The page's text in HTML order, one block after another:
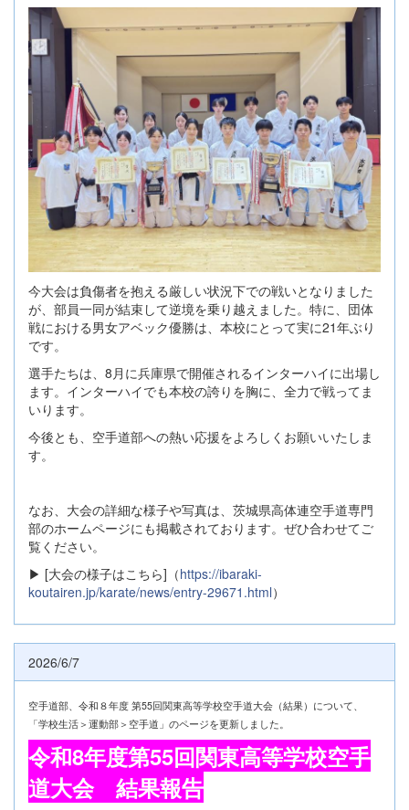
今大会は負傷者を抱える厳しい状況下での戦いとなりました
が、部員一同が結束して逆境を乗り越えました。特に、団体
戦における男女アベック優勝は、本校にとって実に21年ぶり
です。
選手たちは、8月に兵庫県で開催されるインターハイに出場し
ます。インターハイでも本校の誇りを胸に、全力で戦ってま
いります。
今後とも、空手道部への熱い応援をよろしくお願いいたしま
す。
なお、大会の詳細な様子や写真は、茨城県高体連空手道専門
部のホームページにも掲載されております。ぜひ合わせてご
覧ください。
▶ [大会の様子はこちら]（https://ibaraki-
koutairen.jp/karate/news/entry-29671.html）
2026/6/7
空手道部、令和８年度 第55回関東高等学校空手道大会（結果）について、
「学校生活＞運動部＞空手道」のページを更新しました。
令和8年度第55回関東高等学校空手
道大会 結果報告